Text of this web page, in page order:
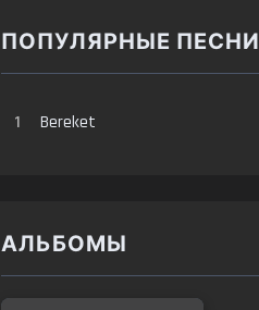
ПОПУЛЯРНЫЕ ПЕСНИ
1 Bereket
АЛЬБОМЫ